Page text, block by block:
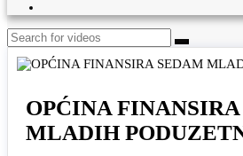
OPĆINA
MLADIH